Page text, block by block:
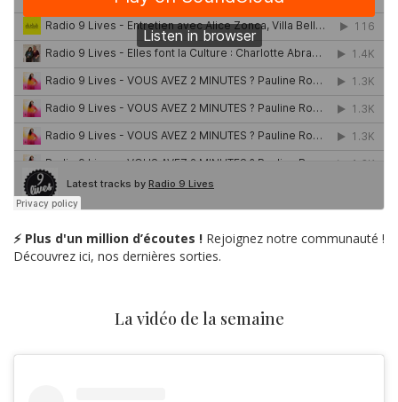
⚡ Plus d'un million d’écoutes ! Rejoignez notre communauté !
Découvrez ici, nos dernières sorties.
La vidéo de la semaine